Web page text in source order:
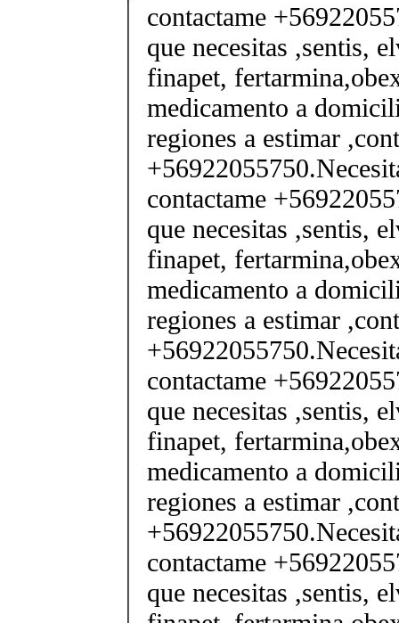
contactame
que necesitas ,sentis,
finapet,
medicamento a
regiones a estimar
contactame
que necesitas ,sentis,
finapet,
medicamento a
regiones a estimar
contactame
que necesitas ,sentis,
finapet,
medicamento a
regiones a estimar
contactame
que necesitas ,sentis,